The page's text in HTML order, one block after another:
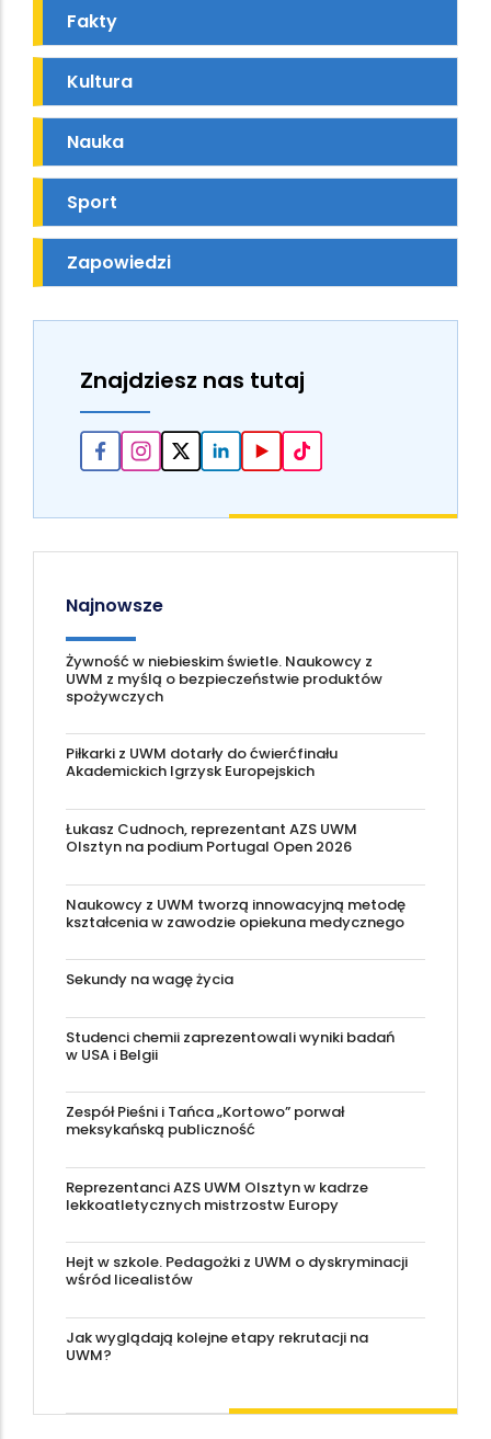
Fakty
Kultura
Nauka
Sport
Zapowiedzi
Znajdziesz nas tutaj
Najnowsze
Żywność w niebieskim świetle. Naukowcy z
UWM z myślą o bezpieczeństwie produktów
spożywczych
Piłkarki z UWM dotarły do ćwierćfinału
Akademickich Igrzysk Europejskich
Łukasz Cudnoch, reprezentant AZS UWM
Olsztyn na podium Portugal Open 2026
Naukowcy z UWM tworzą innowacyjną metodę
kształcenia w zawodzie opiekuna medycznego
Sekundy na wagę życia
Studenci chemii zaprezentowali wyniki badań
w USA i Belgii
Zespół Pieśni i Tańca „Kortowo” porwał
meksykańską publiczność
Reprezentanci AZS UWM Olsztyn w kadrze
lekkoatletycznych mistrzostw Europy
Hejt w szkole. Pedagożki z UWM o dyskryminacji
wśród licealistów
Jak wyglądają kolejne etapy rekrutacji na
UWM?